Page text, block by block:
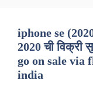
iphone se
2020 ची विक्री
go on sale via
india